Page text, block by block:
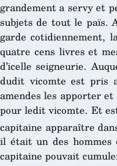
grandement a servy et
subjets de tout le païs.
garde cotidiennement,
quatre cens livres et
d’icelle seigneurie.
dudit vicomte est pris
amendes les apporter
pour ledit vicomte. Et
capitaine apparaître
il était un des hommes
capitaine pouvait